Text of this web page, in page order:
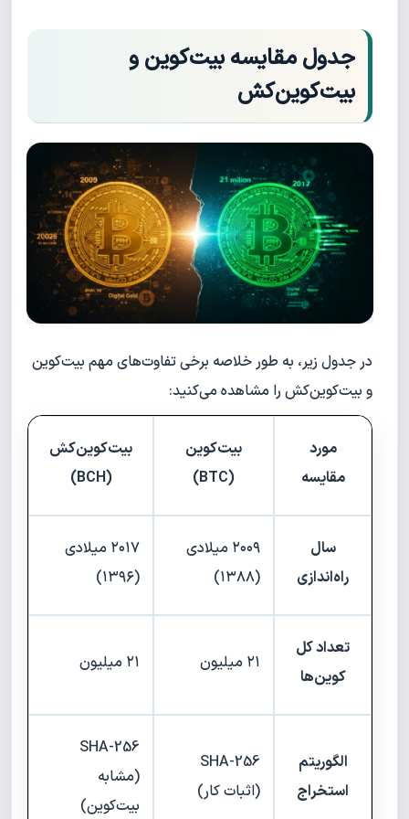
جدول مقایسه بیت‌کوین و
بیت‌کوین‌کش
در جدول زیر، به طور خلاصه برخی تفاوت‌های مهم بیت‌کوین
و بیت‌کوین‌کش را مشاهده می‌کنید:
مورد
مقایسه
بیت‌کوین
(BTC)
بیت‌کوین‌کش
(BCH)
سال
راه‌اندازی
۲۰۰۹ میلادی
(۱۳۸۸)
۲۰۱۷ میلادی
(۱۳۹۶)
تعداد کل
کوین‌ها
۲۱ میلیون ۲۱ میلیون
الگوریتم
استخراج
SHA-256
(اثبات کار)
SHA-256
(مشابه
بیت‌کوین)